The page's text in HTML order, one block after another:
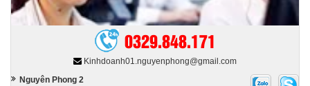
0329.848.171
Kinhdoanh01.nguyenphong@gmail.com
Nguyên Phong 2